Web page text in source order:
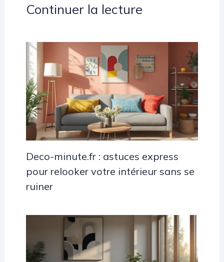
Continuer la lecture
Deco-minute.fr : astuces express
pour relooker votre intérieur sans se
ruiner